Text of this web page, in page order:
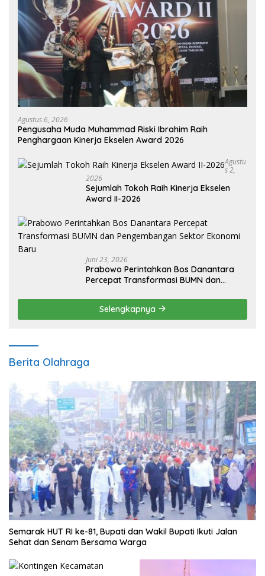
Agustus 6, 2026
Pengusaha Muda Muhammad Riski Ibrahim Raih
Penghargaan Kinerja Ekselen Award 2026
Agustu
S 2,
2026
Sejumlah Tokoh Raih Kinerja Ekselen
Award II-2026
Juni 23, 2026
Prabowo Perintahkan Bos Danantara
Percepat Transformasi BUMN dan
Selengkapnya
Berita Olahraga
Semarak HUT RI ke-81, Bupati dan Wakil Bupati Ikuti Jalan
Sehat dan Senam Bersama Warga